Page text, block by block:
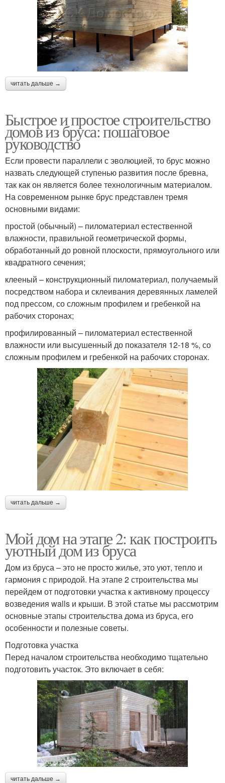
читать дальше →
Быстрое и простое строительство
домов из бруса: пошаговое
руководство
Если провести параллели с эволюцией, то брус можно
назвать следующей ступенью развития после бревна,
так как он является более технологичным материалом.
На современном рынке брус представлен тремя
основными видами:
простой (обычный) – пиломатериал естественной
влажности, правильной геометрической формы,
обработанный до ровной плоскости, прямоугольного или
квадратного сечения;
клееный – конструкционный пиломатериал, получаемый
посредством набора и склеивания деревянных ламелей
под прессом, со сложным профилем и гребенкой на
рабочих сторонах;
профилированный – пиломатериал естественной
влажности или высушенный до показателя 12-18 %, со
сложным профилем и гребенкой на рабочих сторонах.
читать дальше →
Мой дом на этапе 2: как построить
уютный дом из бруса
Дом из бруса – это не просто жилье, это уют, тепло и
гармония с природой. На этапе 2 строительства мы
перейдем от подготовки участка к активному процессу
возведения walls и крыши. В этой статье мы рассмотрим
основные этапы строительства дома из бруса, его
особенности и полезные советы.
Подготовка участка
Перед началом строительства необходимо тщательно
подготовить участок. Это включает в себя:
читать дальше →